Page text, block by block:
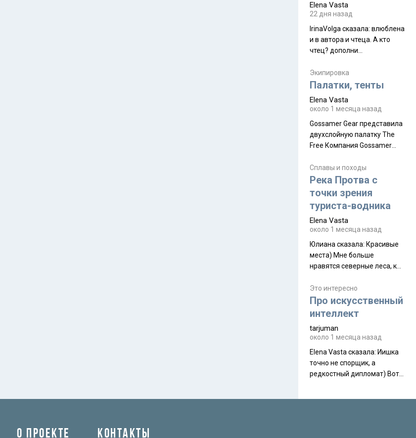
природа, мягкие
такая как бы переходная
ступень между привычной
нам Индией и остальными
надеюсь увидеть.
Elena Vasta
22 дня назад
IrinaVolga сказалa: влюблена
и в автора и чтеца. А кто
чтец? дополни
Экипировка
Палатки, тенты
Elena Vasta
около 1 месяца назад
Gossamer Gear представила
двухслойную палатку The
Free Компания Gossamer
туристическую палатку The
Free, которая стала первой
ультралегкой моделью в
ассортименте
производителя. Новинка
получила двухслойную
конструкцию с отдельным
внешним тентом и сетчатой
внутренней палаткой, а ее
комплектации составляет
около 845 г. Палатка весит
менее
Сплавы и походы
Река Протва с
точки зрения
туриста-водника
Elena Vasta
около 1 месяца назад
Юлиана сказалa: Красивые
места) Мне больше
нравятся северные леса, как
южной тайги
Это интересно
Про искусственный
интеллект
tarjuman
около 1 месяца назад
Elena Vasta сказалa: Иишка
точно не спорщик, а
редкостный дипломат) Вот,
О ПРОЕКТЕ КОНТАКТЫ